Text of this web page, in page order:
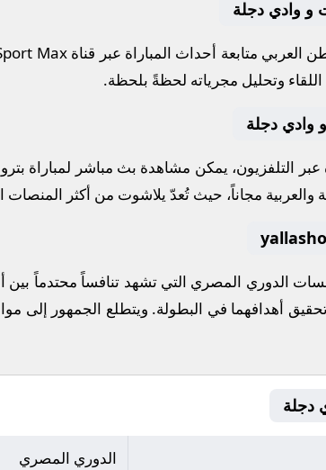
و وادي دجلة
متابعة أحداث المباراة عبر قناةMax
وتحليل مجرياته لحظةً بلحظة.
وادي دجلة
عبر التلفزيون، يمكن مشاهدة بث مباشر لمباراة
والعربية مجاناً، حيث تُعدّ يلاشوت من أكثر المنصات
الدوري المصري التي تشهد تنافساً محتدماً
وتحقيق أهدافهما في البطولة. ويتطلع الجمهور
الدوري المصري